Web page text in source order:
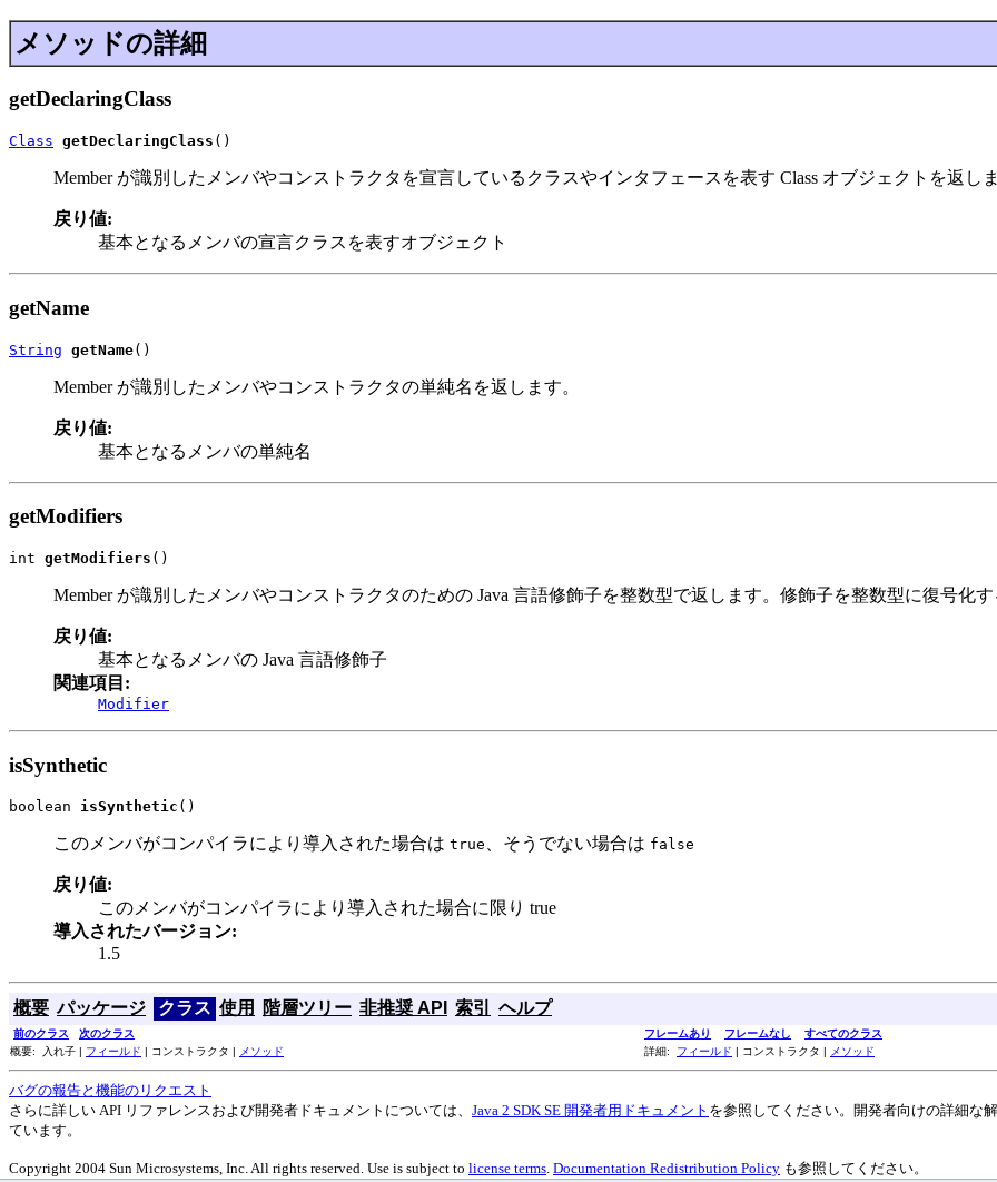
メソッドの詳細
getDeclaringClass
Class getDeclaringClass ()
Member が識別したメンバやコンストラクタを宣言しているクラスやインタフェースを表す Class オブジェクトを返し
戻り値:
基本となるメンバの宣言クラスを表すオブジェクト
getName
String getName()
Member が識別したメンバやコンストラクタの単純名を返します。
戻り値:
基本となるメンバの単純名
getModifiers
int getModifiers ()
Member が識別したメンバやコンストラクタのための Java 言語修飾子を整数型で返します。修飾子を整数型に復号化
戻り値:
基本となるメンバの Java 言語修飾子
関連項目:
Modifier
isSynthetic
boolean isSynthetic ()
このメンバがコンパイラにより導入された場合は true 、そうでない場合は false
戻り値:
このメンバがコンパイラにより導入された場合に限り true
導入されたバージョン:
1.5
概要 パッケージ クラス 使用 階層ツリー 非推奨 API 索引 ヘルプ
前のクラス 次のクラス フレームあり フレームなし
すべてのクラス
概要: 入れ子 | フィールド | コンストラクタ | メソッド 詳細: フィールド | コンストラクタ | メソッド
バグの報告と機能のリクエスト
さらに詳しい API リファレンスおよび開発者ドキュメントについては、 Java 2 SDK SE 開発者用ドキュメント を参照してください。開発者向けの詳細な
ています。
Copyright 2004 Sun Microsystems, Inc. All rights reserved. Use is subject to license terms. Documentation Redistribution Policy も参照してください。